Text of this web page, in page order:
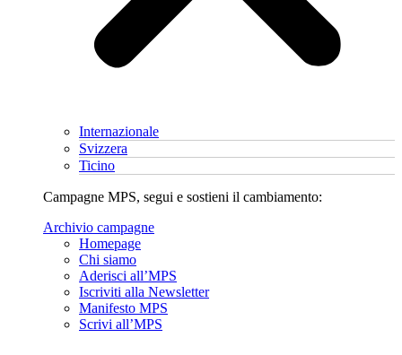
Internazionale
Svizzera
Ticino
Campagne MPS, segui e sostieni il cambiamento:
Archivio campagne
Homepage
Chi siamo
Aderisci all’MPS
Iscriviti alla Newsletter
Manifesto MPS
Scrivi all’MPS